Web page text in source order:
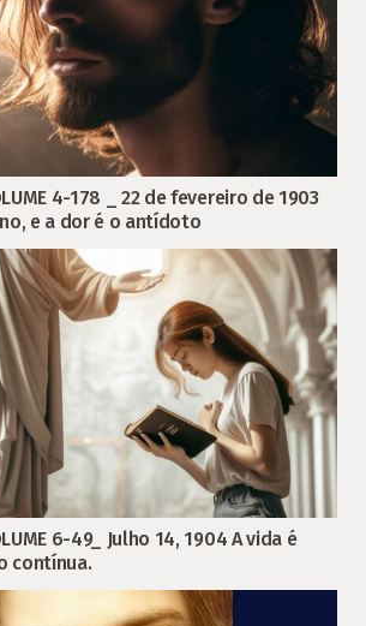
4-178 _ 22 de fevereiro de 1903
e a dor é o antídoto
6-49_ Julho 14, 1904 A vida é
contínua.